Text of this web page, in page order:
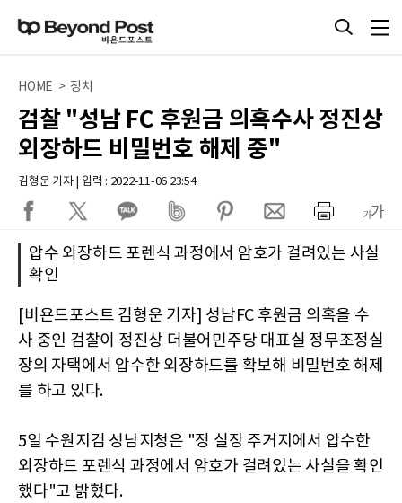
HOME > 정치
검찰 "성남 FC 후원금 의혹수사 정진상
외장하드 비밀번호 해제 중"
김형운 기자 | 입력 : 2022-11-06 23:54
압수 외장하드 포렌식 과정에서 암호가 걸려있는 사실
확인
[비욘드포스트 김형운 기자] 성남FC 후원금 의혹을 수
사 중인 검찰이 정진상 더불어민주당 대표실 정무조정실
장의 자택에서 압수한 외장하드를 확보해 비밀번호 해제
를 하고 있다.
5일 수원지검 성남지청은 "정 실장 주거지에서 압수한
외장하드 포렌식 과정에서 암호가 걸려있는 사실을 확인
했다"고 밝혔다.